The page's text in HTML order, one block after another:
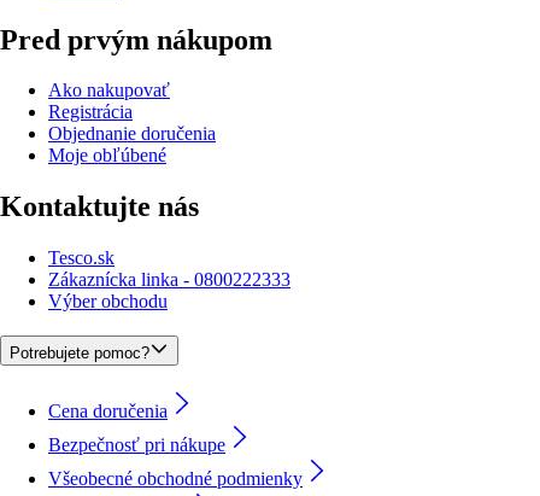
Pred prvým nákupom
Ako nakupovať
Registrácia
Objednanie doručenia
Moje obľúbené
Kontaktujte nás
Tesco.sk
Zákaznícka linka - 0800222333
Výber obchodu
Potrebujete pomoc?
Cena doručenia
Bezpečnosť pri nákupe
Všeobecné obchodné podmienky